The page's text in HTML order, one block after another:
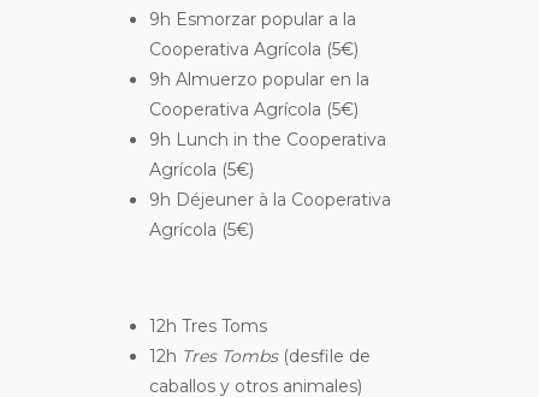
9h Esmorzar popular a la
Cooperativa Agrícola (5€)
9h Almuerzo popular en la
Cooperativa Agrícola (5€)
9h Lunch in the Cooperativa
Agrícola (5€)
9h Déjeuner à la Cooperativa
Agrícola (5€)
12h Tres Toms
12h Tres Tombs (desfile de
caballos y otros animales)